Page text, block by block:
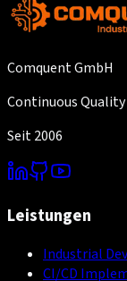
Comquent GmbH
Continuous
Seit 2006
Leistungen
Industrial
CI/CD